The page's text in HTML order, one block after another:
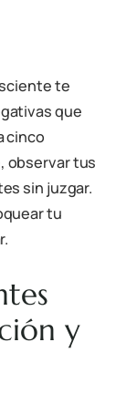
te
que
cinco
observar tus
sin juzgar.
tu
y